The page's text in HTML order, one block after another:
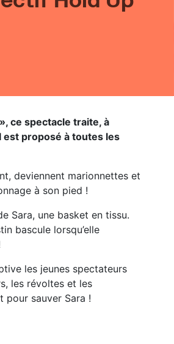
ce spectacle traite, à
est proposé à toutes les
deviennent marionnettes et
à son pied !
Sara, une basket en tissu.
bascule lorsqu’elle
les jeunes spectateurs
les révoltes et les
pour sauver Sara !